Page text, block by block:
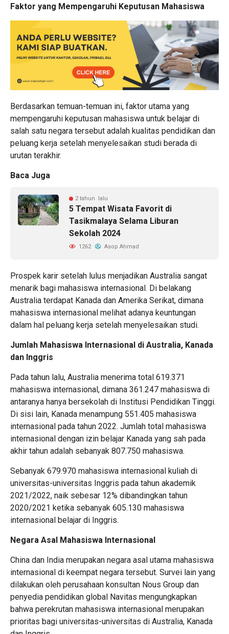
Faktor yang Mempengaruhi Keputusan Mahasiswa
Berdasarkan temuan-temuan ini, faktor utama yang
mempengaruhi keputusan mahasiswa untuk belajar di
salah satu negara tersebut adalah kualitas pendidikan dan
peluang kerja setelah menyelesaikan studi berada di
urutan terakhir.
Baca Juga
2 tahun lalu
5 Tempat Wisata Favorit di
Tasikmalaya Selama Liburan
Sekolah 2024
1262 Asop Ahmad
Prospek karir setelah lulus menjadikan Australia sangat
menarik bagi mahasiswa internasional. Di belakang
Australia terdapat Kanada dan Amerika Serikat, dimana
mahasiswa internasional melihat adanya keuntungan
dalam hal peluang kerja setelah menyelesaikan studi.
Jumlah Mahasiswa Internasional di Australia, Kanada
dan Inggris
Pada tahun lalu, Australia menerima total 619.371
mahasiswa internasional, dimana 361.247 mahasiswa di
antaranya hanya bersekolah di Institusi Pendidikan Tinggi.
Di sisi lain, Kanada menampung 551.405 mahasiswa
internasional pada tahun 2022. Jumlah total mahasiswa
internasional dengan izin belajar Kanada yang sah pada
akhir tahun adalah sebanyak 807.750 mahasiswa.
Sebanyak 679.970 mahasiswa internasional kuliah di
universitas-universitas Inggris pada tahun akademik
2021/2022, naik sebesar 12% dibandingkan tahun
2020/2021 ketika sebanyak 605.130 mahasiswa
internasional belajar di Inggris.
Negara Asal Mahasiswa Internasional
China dan India merupakan negara asal utama mahasiswa
internasional di keempat negara tersebut. Survei lain yang
dilakukan oleh perusahaan konsultan Nous Group dan
penyedia pendidikan global Navitas mengungkapkan
bahwa perekrutan mahasiswa internasional merupakan
prioritas bagi universitas-universitas di Australia, Kanada